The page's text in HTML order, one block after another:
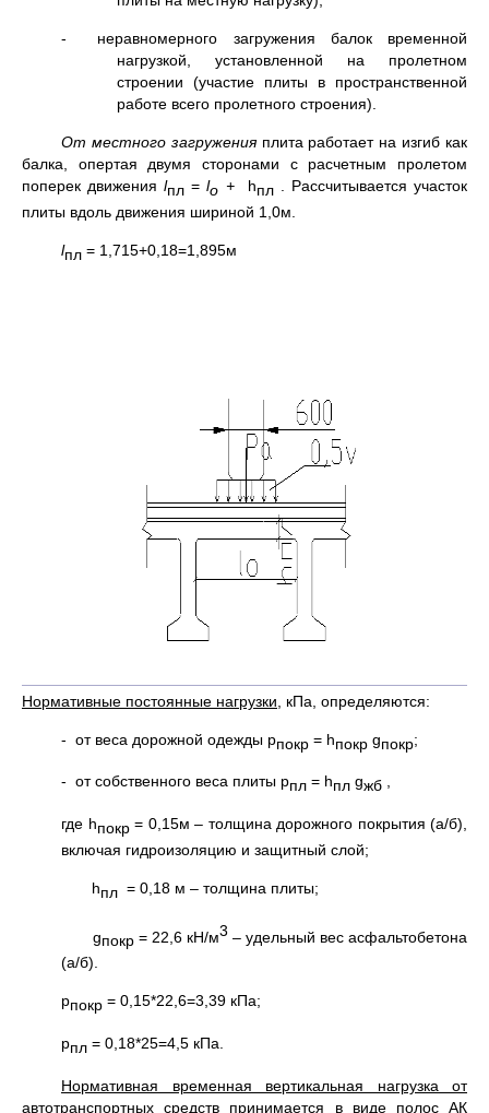
- неравномерного загружения балок временной
нагрузкой, установленной на пролетном
строении (участие плиты в пространственной
работе всего пролетного строения).
От местного загруженияплита работает на изгиб как
балка, опертая двумя сторонами с расчетным пролетом
поперек движенияlпл =lo + hпл. Рассчитывается участок
плиты вдоль движения шириной 1,0м.
lпл = 1,715+0,18=1,895м
Нормативные постоянные нагрузки , кПа, определяются:
- от веса дорожной одежды рпокр = hпокр gпокр;
- от собственного веса плиты рпл = hпл gжб ,
где hпокр = 0,15м – толщина дорожного покрытия (а/б),
включая гидроизоляцию и защитный слой;
hпл = 0,18 м – толщина плиты;
gпокр= 22,6 кН/м3 – удельный вес асфальтобетона
(а/б).
рпокр = 0,15*22,6=3,39 кПа;
рпл = 0,18*25=4,5 кПа.
Нормативная временная вертикальная нагрузка от
автотранспортных средств принимается в виде полос АК